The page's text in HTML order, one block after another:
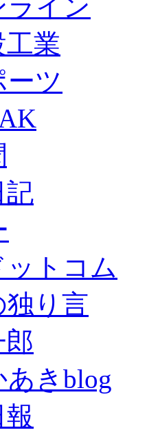
ライン
工業
ーツ
記
トコム
独り言
郎
きblog